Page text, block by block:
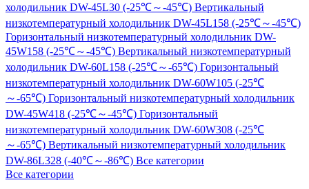
холодильник DW-45L30 (-25℃～-45℃) Вертикальный
низкотемпературный холодильник DW-45L158 (-25℃～-45℃)
Горизонтальный низкотемпературный холодильник DW-
45W158 (-25℃～-45℃) Вертикальный низкотемпературный
холодильник DW-60L158 (-25℃～-65℃) Горизонтальный
низкотемпературный холодильник DW-60W105 (-25℃
～-65℃) Горизонтальный низкотемпературный холодильник
DW-45W418 (-25℃～-45℃) Горизонтальный
низкотемпературный холодильник DW-60W308 (-25℃
～-65℃) Вертикальный низкотемпературный холодильник
DW-86L328 (-40℃～-86℃) Все категории
Все категории